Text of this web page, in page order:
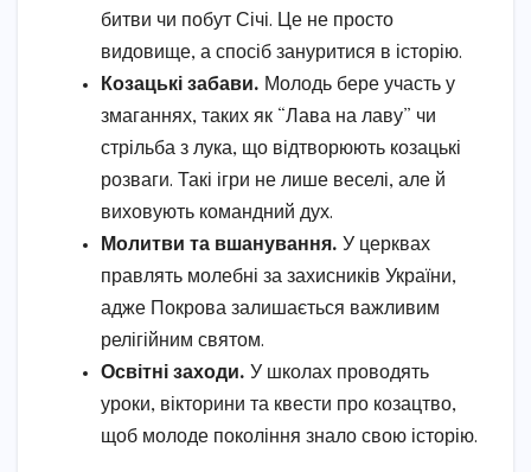
битви чи побут Січі. Це не просто
видовище, а спосіб зануритися в історію.
Козацькі забави. Молодь бере участь у
змаганнях, таких як “Лава на лаву” чи
стрільба з лука, що відтворюють козацькі
розваги. Такі ігри не лише веселі, але й
виховують командний дух.
Молитви та вшанування. У церквах
правлять молебні за захисників України,
адже Покрова залишається важливим
релігійним святом.
Освітні заходи. У школах проводять
уроки, вікторини та квести про козацтво,
щоб молоде покоління знало свою історію.